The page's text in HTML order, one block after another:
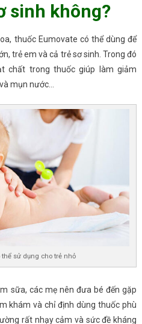
sinh không?
thuốc Eumovate có thể dùng để
trẻ em và cả trẻ sơ sinh. Trong đó
chất trong thuốc giúp làm giảm
mụn nước…
thể sử dụng cho trẻ nhỏ
sữa, các mẹ nên đưa bé đến gặp
khám và chỉ định dùng thuốc phù
rất nhạy cảm và sức đề kháng